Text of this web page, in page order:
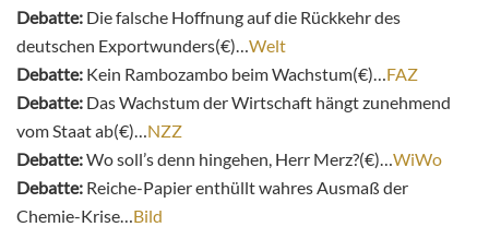
Debatte: Die falsche Hoffnung auf die Rückkehr des
deutschen Exportwunders(€)… Welt
Debatte: Kein Rambozambo beim Wachstum(€)… FAZ
Debatte: Das Wachstum der Wirtschaft hängt zunehmend
vom Staat ab(€)… NZZ
Debatte:Wo soll’s denn hingehen, Herr Merz?(€)… WiWo
Debatte: Reiche-Papier enthüllt wahres Ausmaß der
Chemie-Krise… Bild